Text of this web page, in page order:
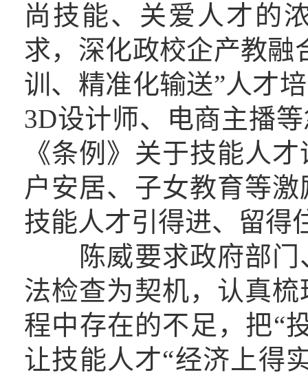
尚技能、关爱人才的
求，深化政校企产教融
训、精准化输送”人才
3D设计师、电商主播
《条例》关于技能人
户安居、子女教育等
技能人才引得进、留得
陈威要求政府部门
法检查为契机，认真
程中存在的不足，把“
让技能人才“经济上得